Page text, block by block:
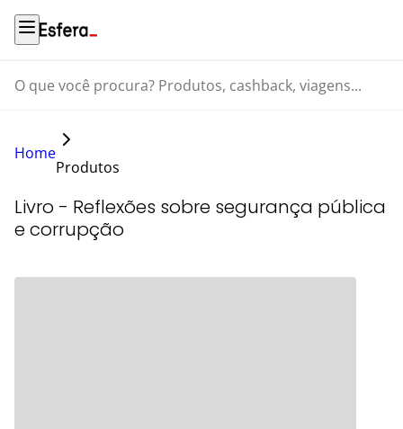
O que você procura? Produtos, cashback, viagens...
Home
Produtos
Livro - Reflexões sobre segurança pública
e corrupção